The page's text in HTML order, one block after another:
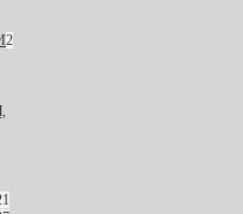
2